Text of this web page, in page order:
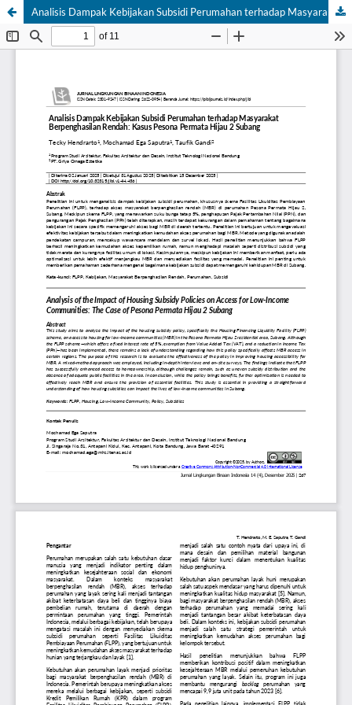
Analisis Dampak Kebijakan Subsidi Perumahan terhadap Masyarakat Berpenghasilan Rendah: Kasus Pesona Permata Hijau 2 Subang